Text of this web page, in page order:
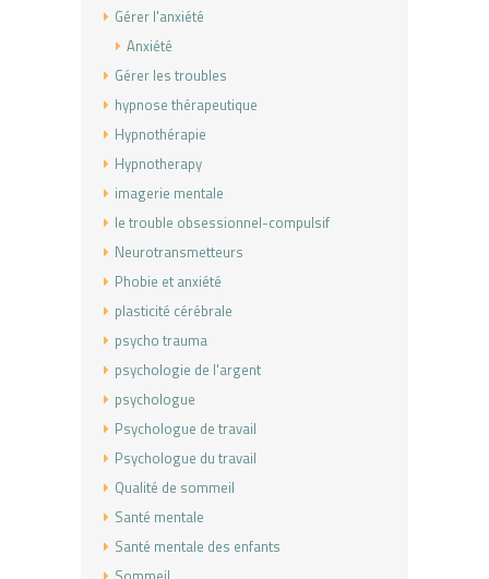
Gérer l'anxiété
Anxiété
Gérer les troubles
hypnose thérapeutique
Hypnothérapie
Hypnotherapy
imagerie mentale
le trouble obsessionnel-compulsif
Neurotransmetteurs
Phobie et anxiété
plasticité cérébrale
psycho trauma
psychologie de l'argent
psychologue
Psychologue de travail
Psychologue du travail
Qualité de sommeil
Santé mentale
Santé mentale des enfants